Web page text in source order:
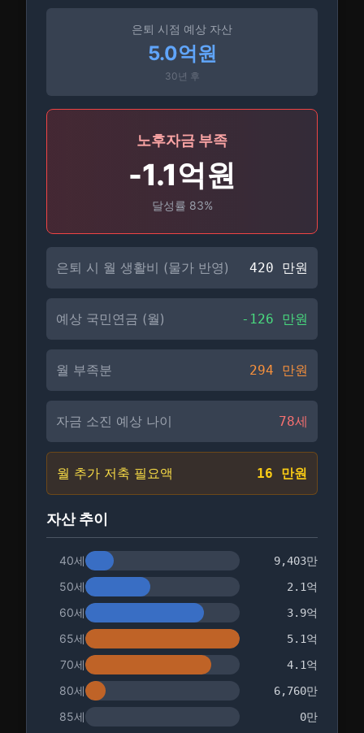
은퇴 시점 예상 자산
5.0억원
30년 후
노후자금 부족
-1.1억원
달성률 83%
은퇴 시 월 생활비 (물가 반영) 420 만원
예상 국민연금 (월) - 126 만원
월 부족분 294 만원
자금 소진 예상 나이 78세
월 추가 저축 필요액 16 만원
자산 추이
40세 9,403만
50세 2.1억
60세 3.9억
65세 5.1억
70세 4.1억
80세 6,760만
85세 0만